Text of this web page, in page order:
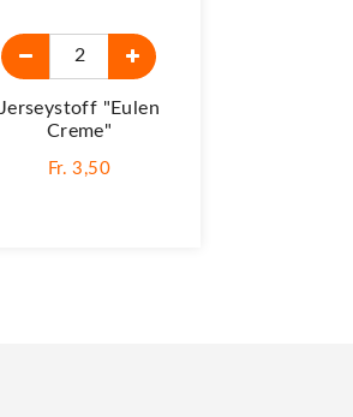
Jerseystoff "Eulen
Creme"
Fr. 3,50